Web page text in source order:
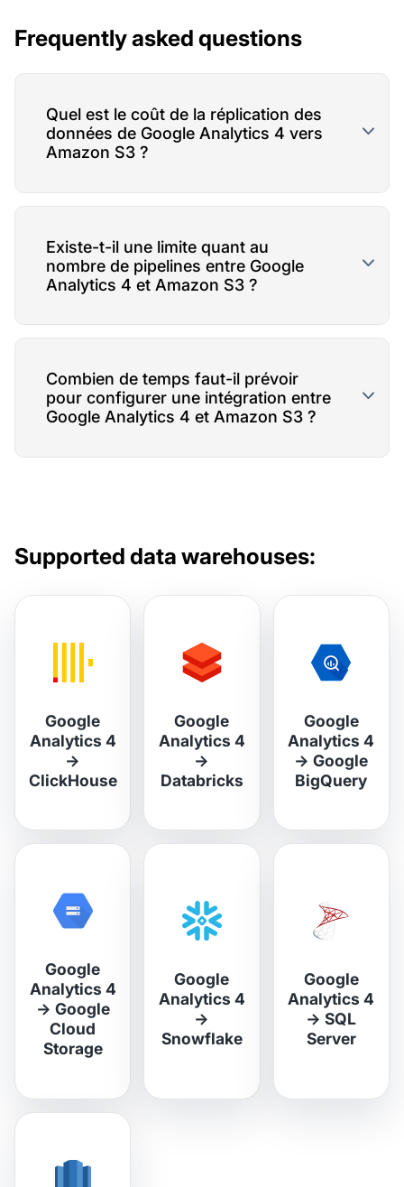
Frequently asked questions
Quel est le coût de la réplication des
données de Google Analytics 4 vers
Amazon S3 ?
Existe-t-il une limite quant au
nombre de pipelines entre Google
Analytics 4 et Amazon S3 ?
Combien de temps faut-il prévoir
pour configurer une intégration entre
Google Analytics 4 et Amazon S3 ?
Supported data warehouses:
Google
Analytics 4
→
ClickHouse
Google
Analytics 4
→
Databricks
Google
Analytics 4
→Google
BigQuery
Google
Analytics 4
→ Google
Cloud
Storage
Google
Analytics 4
→
Snowflake
Google
Analytics 4
→SQL
Server